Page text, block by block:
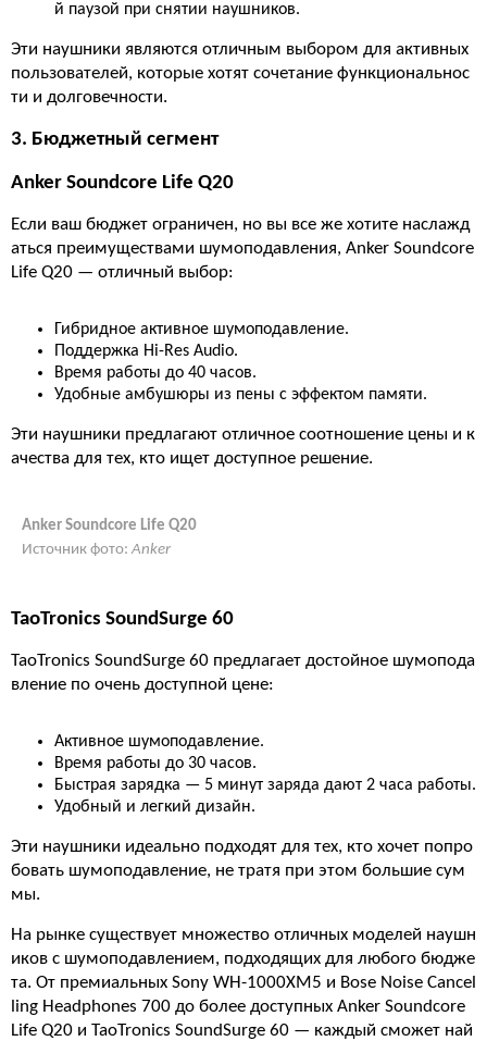
й паузой при снятии наушников.
Эти наушники являются отличным выбором для активных
пользователей, которые хотят сочетание функциональнос
ти и долговечности.
3. Бюджетный сегмент
Anker Soundcore Life Q20
Если ваш бюджет ограничен, но вы все же хотите наслажд
аться преимуществами шумоподавления, Anker Soundcore
Life Q20 — отличный выбор:
Гибридное активное шумоподавление.
Поддержка Hi-Res Audio.
Время работы до 40 часов.
Удобные амбушюры из пены с эффектом памяти.
Эти наушники предлагают отличное соотношение цены и к
ачества для тех, кто ищет доступное решение.
Anker Soundcore Life Q20
Источник фото: Anker
TaoTronics SoundSurge 60
TaoTronics SoundSurge 60 предлагает достойное шумопода
вление по очень доступной цене:
Активное шумоподавление.
Время работы до 30 часов.
Быстрая зарядка — 5 минут заряда дают 2 часа работы.
Удобный и легкий дизайн.
Эти наушники идеально подходят для тех, кто хочет попро
бовать шумоподавление, не тратя при этом большие сум
мы.
На рынке существует множество отличных моделей наушн
иков с шумоподавлением, подходящих для любого бюдже
та. От премиальных Sony WH-1000XM5 и Bose Noise Cancel
ling Headphones 700 до более доступных Anker Soundcore
Life Q20 и TaoTronics SoundSurge 60 — каждый сможет най